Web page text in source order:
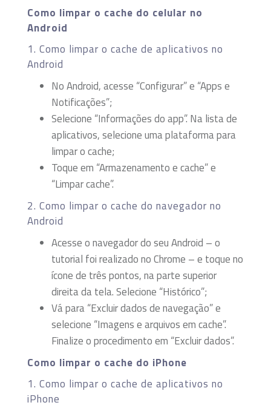
Como limpar o cache do celular no
Android
1. Como limpar o cache de aplicativos no
Android
No Android, acesse “Configurar” e “Apps e
Notificações”;
Selecione “Informações do app”. Na lista de
aplicativos, selecione uma plataforma para
limpar o cache;
Toque em “Armazenamento e cache” e
“Limpar cache”.
2. Como limpar o cache do navegador no
Android
Acesse o navegador do seu Android – o
tutorial foi realizado no Chrome – e toque no
ícone de três pontos, na parte superior
direita da tela. Selecione “Histórico”;
Vá para “Excluir dados de navegação” e
selecione “Imagens e arquivos em cache”.
Finalize o procedimento em “Excluir dados”.
Como limpar o cache do iPhone
1. Como limpar o cache de aplicativos no
iPhone